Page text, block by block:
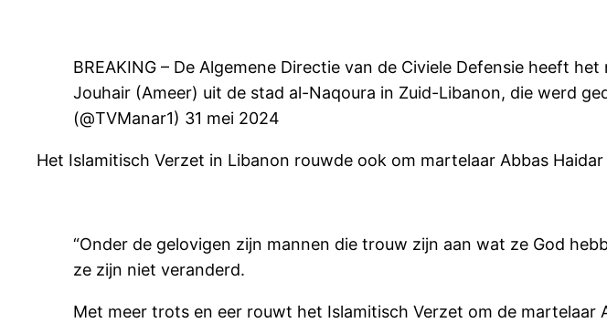
BREAKING – De Algemene Directie van de Civiele Defensie heeft
Jouhair (Ameer) uit de stad al-Naqoura in Zuid-Libanon, die werd
(@TVManar1) 31 mei 2024
Het Islamitisch Verzet in Libanon rouwde ook om martelaar Abbas
“Onder de gelovigen zijn mannen die trouw zijn aan wat ze God
ze zijn niet veranderd.
Met meer trots en eer rouwt het Islamitisch Verzet om de martelaar